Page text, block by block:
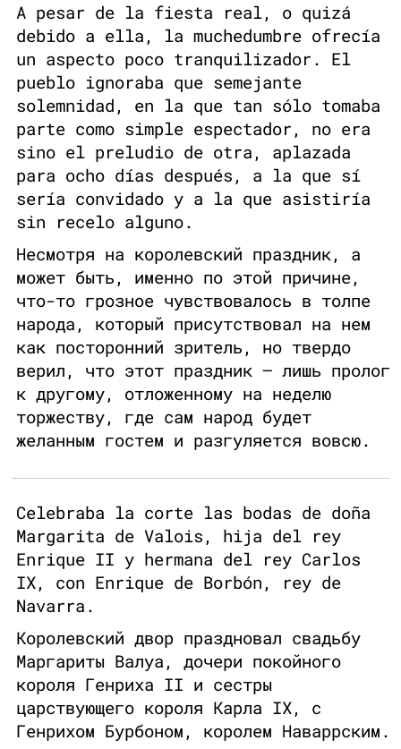
A pesar de la fiesta real, o quizá
debido a ella, la muchedumbre ofrecía
un aspecto poco tranquilizador. El
pueblo ignoraba que semejante
solemnidad, en la que tan sólo tomaba
parte como simple espectador, no era
sino el preludio de otra, aplazada
para ocho días después, a la que sí
sería convidado y a la que asistiría
sin recelo alguno.
Несмотря на королевский праздник, а
может быть, именно по этой причине,
что-то грозное чувствовалось в толпе
народа, который присутствовал на нем
как посторонний зритель, но твердо
верил, что этот праздник — лишь пролог
к другому, отложенному на неделю
торжеству, где сам народ будет
желанным гостем и разгуляется вовсю.
Celebraba la corte las bodas de doña
Margarita de Valois, hija del rey
Enrique II y hermana del rey Carlos
IX, con Enrique de Borbón, rey de
Navarra.
Королевский двор праздновал свадьбу
Маргариты Валуа, дочери покойного
короля Генриха II и сестры
царствующего короля Карла IX, с
Генрихом Бурбоном, королем Наваррским.